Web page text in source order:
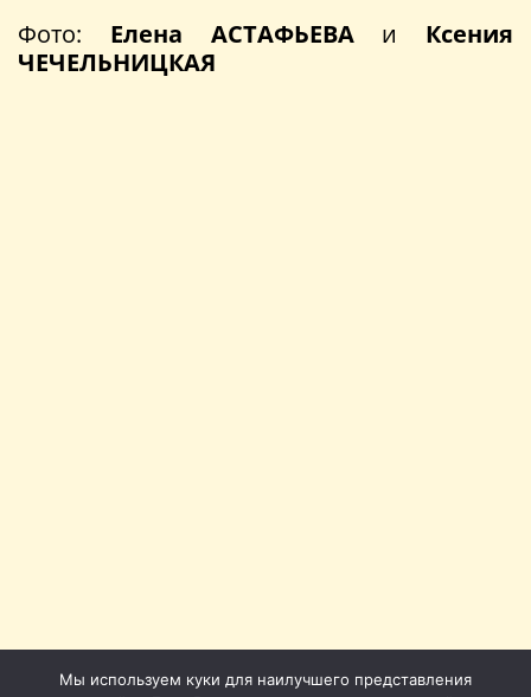
Фото: Елена АСТАФЬЕВАи Ксения
ЧЕЧЕЛЬНИЦКАЯ
Мы используем куки для наилучшего представления